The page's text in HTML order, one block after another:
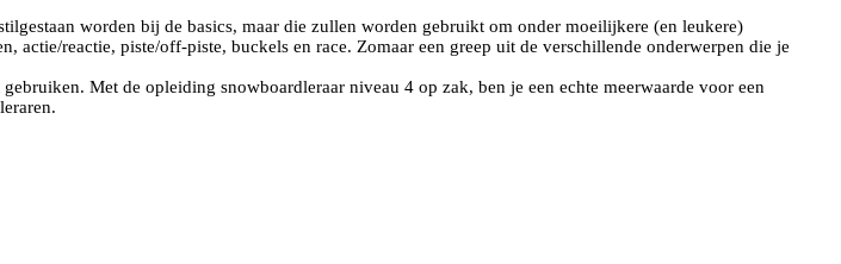
worden bij de basics, maar die zullen worden gebruikt om onder moeilijkere (en leukere)
actie/reactie, piste/off-piste, buckels en race. Zomaar een greep uit de verschillende onderwerpen die je
Met de opleiding snowboardleraar niveau 4 op zak, ben je een echte meerwaarde voor een